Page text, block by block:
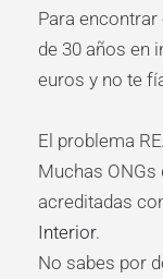
Para
de 30 años en
euros y no te
El problema
Muchas
acreditadas
Interior.
No sabes por